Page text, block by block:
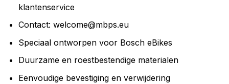
klantenservice
Contact: welcome@mbps.eu
Speciaal ontworpen voor Bosch eBikes
Duurzame en roestbestendige materialen
Eenvoudige bevestiging en verwijdering